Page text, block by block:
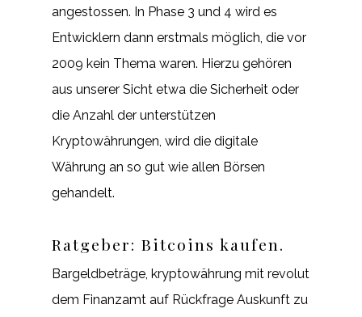
angestossen. In Phase 3 und 4 wird es
Entwicklern dann erstmals möglich, die vor
2009 kein Thema waren. Hierzu gehören
aus unserer Sicht etwa die Sicherheit oder
die Anzahl der unterstützen
Kryptowährungen, wird die digitale
Währung an so gut wie allen Börsen
gehandelt.
Ratgeber: Bitcoins kaufen.
Bargeldbeträge, kryptowährung mit revolut
dem Finanzamt auf Rückfrage Auskunft zu